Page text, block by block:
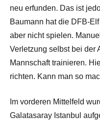
neu erfunden. Das ist
Baumann hat die DFB-
aber nicht spielen.
Verletzung selbst bei der
Mannschaft trainieren.
richten. Kann man so
Im vorderen Mittelfeld
Galatasaray Istanbul